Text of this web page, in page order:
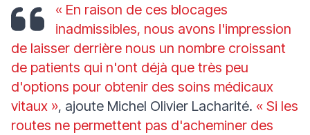
« En raison de ces blocages
inadmissibles, nous avons l'impression
de laisser derrière nous un nombre croissant
de patients qui n'ont déjà que très peu
d'options pour obtenir des soins médicaux
vitaux », ajoute Michel Olivier Lacharité. « Si les
routes ne permettent pas d'acheminer des